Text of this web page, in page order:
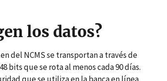
los datos?
del NCMS se transportan a través de
bits que se rota al menos cada 90 días.